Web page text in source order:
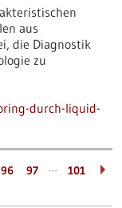
aus
die Diagnostik
zu
durch-liquid-
96 97 … 101